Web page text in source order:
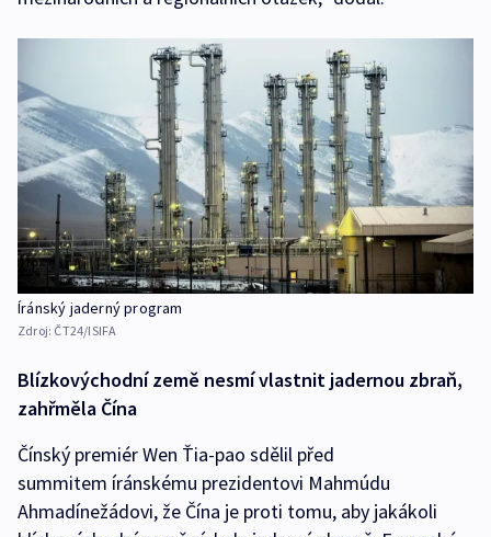
Íránský jaderný program
Zdroj: ČT24/ISIFA
Blízkovýchodní země nesmí vlastnit jadernou zbraň,
zahřměla Čína
Čínský premiér Wen Ťia-pao sdělil před
summitem íránskému prezidentovi Mahmúdu
Ahmadínežádovi, že Čína je proti tomu, aby jakákoli